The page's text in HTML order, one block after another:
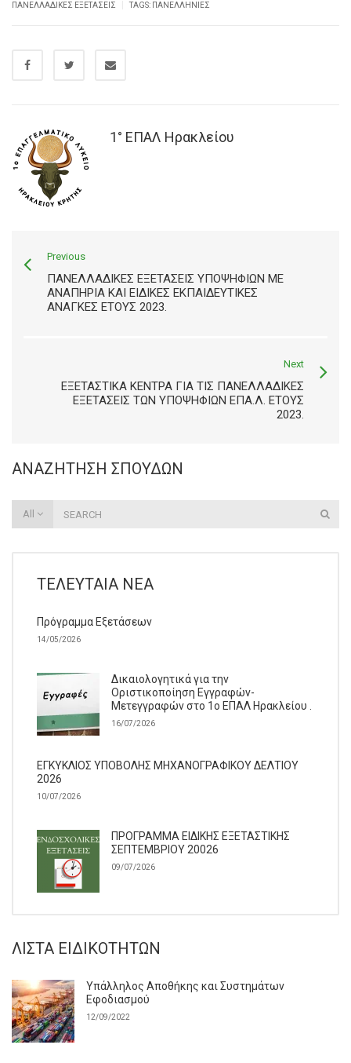
ΠΑΝΕΛΛΑΔΙΚΈΣ ΕΞΕΤΆΣΕΙΣ TAGS: ΠΑΝΕΛΛΉΝΙΕΣ
1° ΕΠΑΛ Ηρακλείου
Previous
ΠΑΝΕΛΛΑΔΙΚΈΣ ΕΞΕΤΆΣΕΙΣ ΥΠΟΨΗΦΊΩΝ ΜΕ
ΑΝΑΠΗΡΊΑ ΚΑΙ ΕΙΔΙΚΈΣ ΕΚΠΑΙΔΕΥΤΙΚΈΣ
ΑΝΆΓΚΕΣ ΈΤΟΥΣ 2023.
Next
ΕΞΕΤΑΣΤΙΚΆ ΚΈΝΤΡΑ ΓΙΑ ΤΙΣ ΠΑΝΕΛΛΑΔΙΚΈΣ
ΕΞΕΤΆΣΕΙΣ ΤΩΝ ΥΠΟΨΗΦΊΩΝ ΕΠΑ.Λ. ΈΤΟΥΣ
2023.
ΑΝΑΖΉΤΗΣΗ ΣΠΟΥΔΏΝ
All
ΤΕΛΕΥΤΑΊΑ ΝΈΑ
Πρόγραμμα Εξετάσεων
14/05/2026
Δικαιολογητικά για την
Οριστικοποίηση Εγγραφών-
Μετεγγραφών στο 1ο ΕΠΑΛ Ηρακλείου .
16/07/2026
ΕΓΚΥΚΛΙΟΣ ΥΠΟΒΟΛΗΣ ΜΗΧΑΝΟΓΡΑΦΙΚΟΥ ΔΕΛΤΙΟΥ
2026
10/07/2026
ΠΡΟΓΡΑΜΜΑ ΕΙΔΙΚΗΣ ΕΞΕΤΑΣΤΙΚΗΣ
ΣΕΠΤΕΜΒΡΙΟΥ 20026
09/07/2026
ΛΊΣΤΑ ΕΙΔΙΚΟΤΉΤΩΝ
Υπάλληλος Αποθήκης και Συστημάτων
Εφοδιασμού
12/09/2022